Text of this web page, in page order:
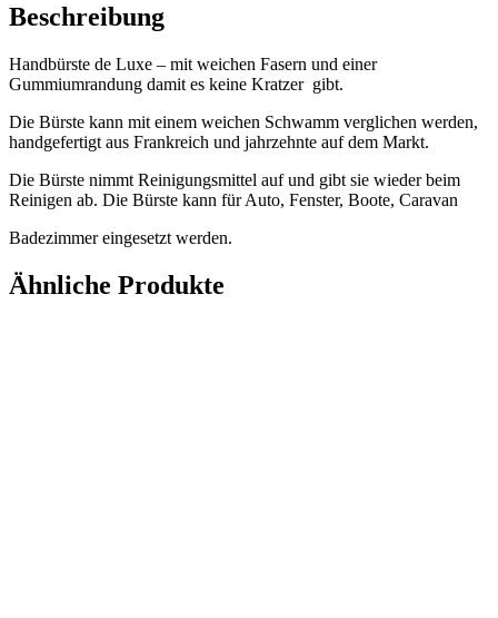
Beschreibung
Handbürste de Luxe – mit weichen Fasern und einer
Gummiumrandung damit es keine Kratzer gibt.
Die Bürste kann mit einem weichen Schwamm verglichen werden,
handgefertigt aus Frankreich und jahrzehnte auf dem Markt.
Die Bürste nimmt Reinigungsmittel auf und gibt sie wieder beim
Reinigen ab. Die Bürste kann für Auto, Fenster, Boote, Caravan
Badezimmer eingesetzt werden.
Ähnliche Produkte